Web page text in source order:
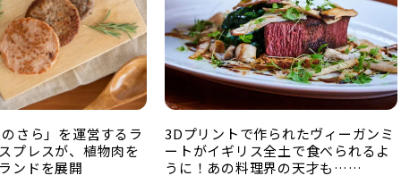
さら」を運営するラ
プレスが、植物肉を
ンドを展開
3Dプリントで作られたヴィーガンミ
ートがイギリス全土で食べられるよ
うに！あの料理界の天才も……